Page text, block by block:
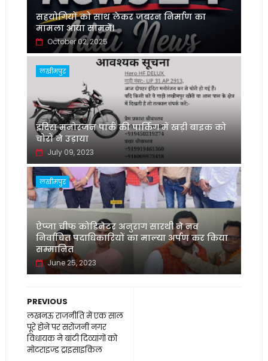
सहयोगियों को साथ लेकर जबरन निर्माण का
मामला आया सामने।
October 02, 2025
लखीमपुर
इंदिरा मनोरंजन पार्क की पार्किंग में खड़ी बाइक को
चोरों ने उड़ाया
July 09, 2023
लखीमपुर
ऐप्जा चीफ कोडिनेटर अनुराग सारथी ने नव
निर्वाचित पदाधिकारियों का माल्या अर्पण कर किया
सम्मानित
June 25, 2023
PREVIOUS
लखनऊ राजनीति में एक साल
पूरे होने पर सरोजनी नगर
विधायक ने बांटी दिव्यांगों को
मोटराइज्ड ट्राइसाइकिल